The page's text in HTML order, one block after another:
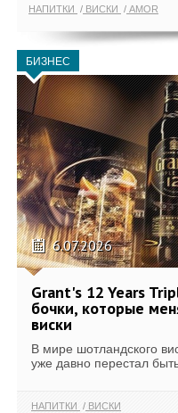
НАПИТКИ ВИСКИ AMOR
БИЗНЕС
6.07.2026
Grant's 12 Years
бочки, которые
виски
В мире шотландского
уже давно перестал
НАПИТКИ ВИСКИ